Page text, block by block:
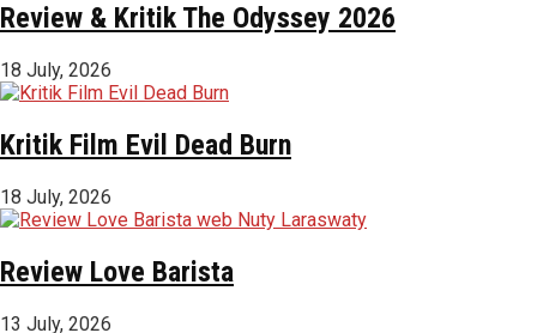
Review & Kritik The Odyssey 2026
18 July, 2026
Kritik Film Evil Dead Burn
18 July, 2026
Review Love Barista
13 July, 2026